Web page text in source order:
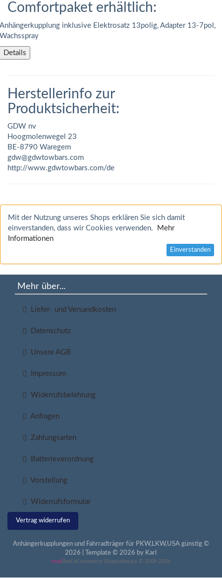
Comfortpaket erhältlich:
Anhängerkupplung inklusive Elektrosatz 13polig, Adapter 13-7pol,
Wachsspray
Details
Herstellerinfo zur
Produktsicherheit:
GDW nv
Hoogmolenwegel 23
BE-8790 Waregem
gdw@gdwtowbars.com
http://www.gdwtowbars.com/de
Mit der Nutzung unseres Shops erklären Sie sich damit
einverstanden, dass wir Cookies verwenden.
Mehr
Informationen
Einverstanden
Mehr über...
Liefer- und Versandkosten
Datenschutz
Unsere AGB
Impressum
Widerrufsbelehrung
Anfragen
Zahlungsarten
Batterieverordnung
Vorstellung
Widerrufsformular
Vertrag widerrufen
Anhängerkupplungen und Fahrradträger für PKW,LKW,USA günstig ©
2026 | Template © 2026 by Karl
mod ified eCommerce Shopsoftware © 2009-2026